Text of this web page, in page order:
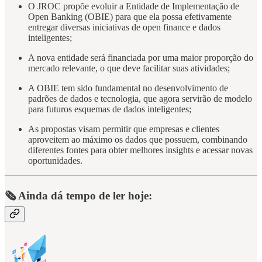
O JROC propõe evoluir a Entidade de Implementação de
Open Banking (OBIE) para que ela possa efetivamente
entregar diversas iniciativas de open finance e dados
inteligentes;
A nova entidade será financiada por uma maior proporção do
mercado relevante, o que deve facilitar suas atividades;
A OBIE tem sido fundamental no desenvolvimento de
padrões de dados e tecnologia, que agora servirão de modelo
para futuros esquemas de dados inteligentes;
As propostas visam permitir que empresas e clientes
aproveitem ao máximo os dados que possuem, combinando
diferentes fontes para obter melhores insights e acessar novas
oportunidades.
🗞️ Ainda dá tempo de ler hoje: